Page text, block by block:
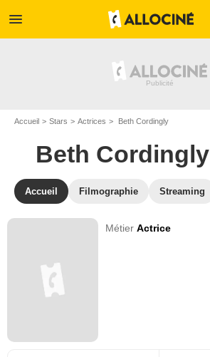
menu
Accueil Stars Actrices Beth Cordingly
Beth Cordingly
Accueil Filmographie Streaming
MétierActrice